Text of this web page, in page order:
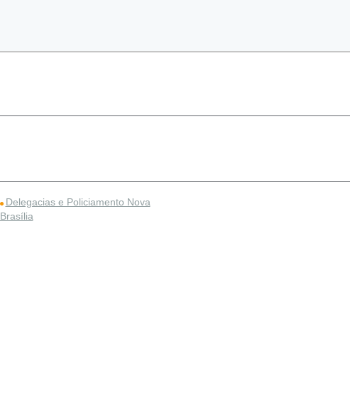
Delegacias e Policiamento Nova
Brasília